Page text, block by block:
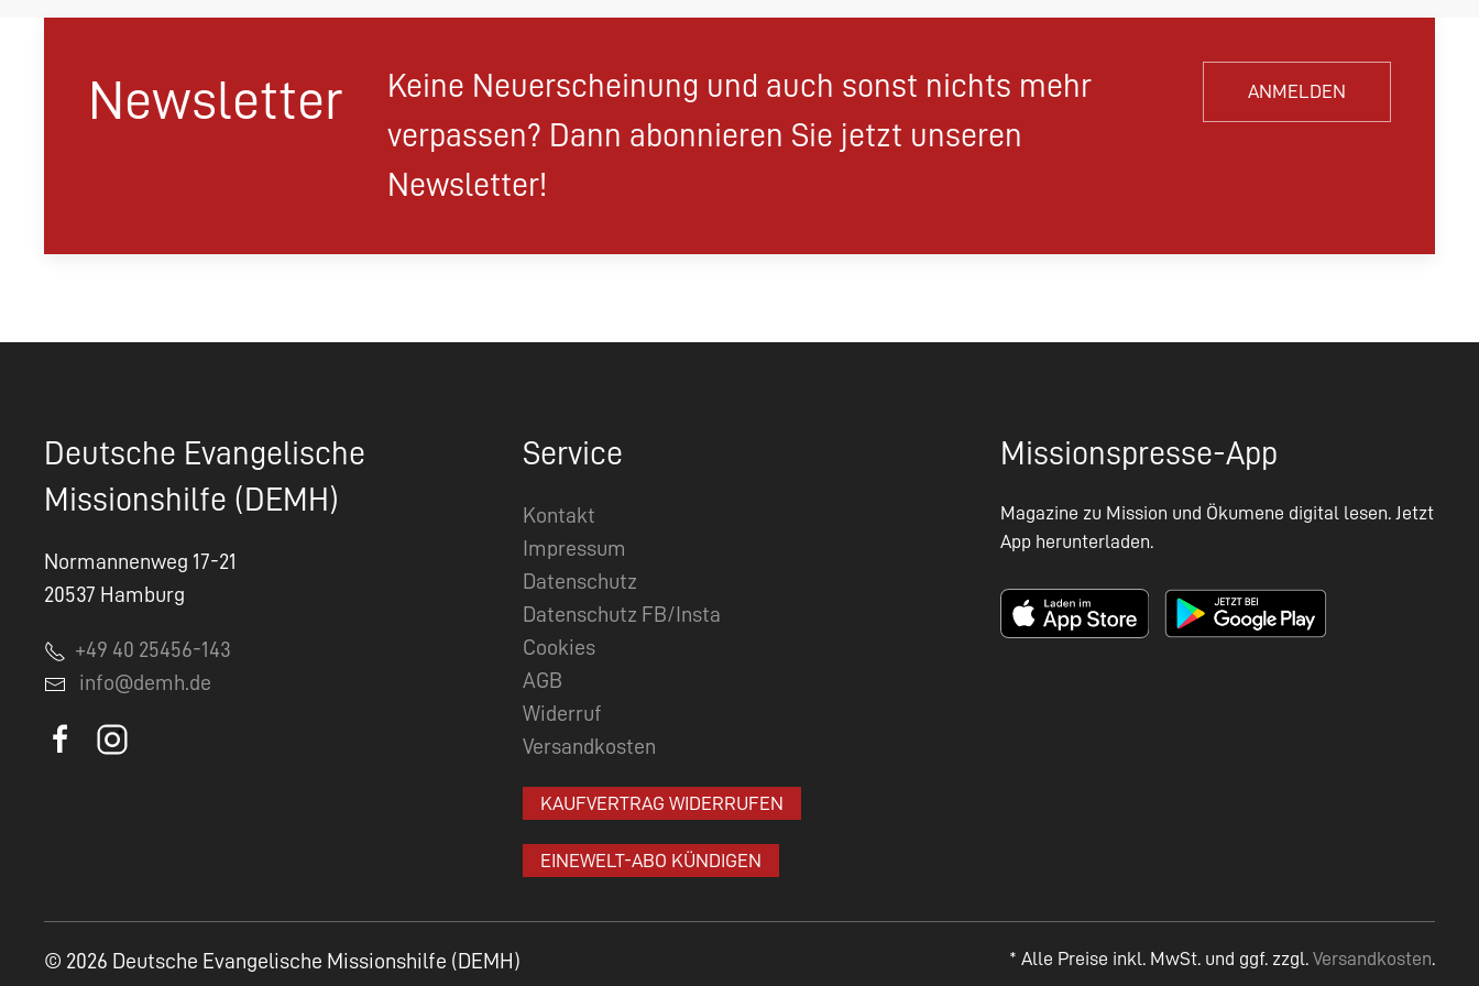
Newsletter
Keine Neuerscheinung und auch sonst nichts mehr
verpassen? Dann abonnieren Sie jetzt unseren
Newsletter!
ANMELDEN
Deutsche Evangelische
Missionshilfe (DEMH)
Normannenweg 17-21
20537 Hamburg
+49 40 25456-143
info@demh.de
Service
Kontakt
Impressum
Datenschutz
Datenschutz FB/Insta
Cookies
AGB
Widerruf
Versandkosten
KAUFVERTRAG WIDERRUFEN
EINEWELT-ABO KÜNDIGEN
Missionspresse-App
Magazine zu Mission und Ökumene digital lesen. Jetzt
App herunterladen.
* Alle Preise inkl. MwSt. und ggf. zzgl. Versandkosten.
© 2026 Deutsche Evangelische Missionshilfe (DEMH)